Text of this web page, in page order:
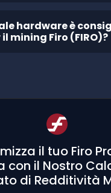
hardware è
il mining Firo (FIRO)?
il tuo Firo
con il Nostro
di Redditività